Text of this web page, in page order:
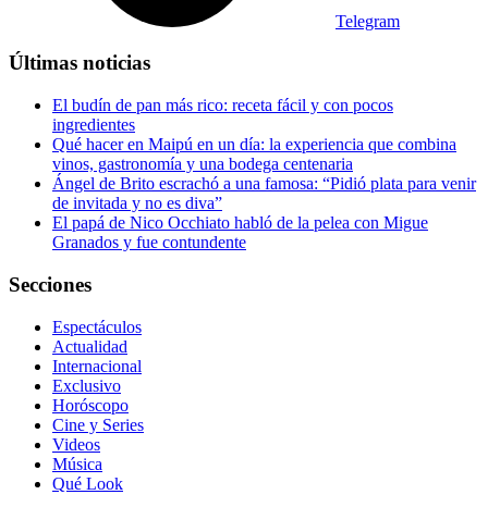
Telegram
Últimas noticias
El budín de pan más rico: receta fácil y con pocos
ingredientes
Qué hacer en Maipú en un día: la experiencia que combina
vinos, gastronomía y una bodega centenaria
Ángel de Brito escrachó a una famosa: “Pidió plata para venir
de invitada y no es diva”
El papá de Nico Occhiato habló de la pelea con Migue
Granados y fue contundente
Secciones
Espectáculos
Actualidad
Internacional
Exclusivo
Horóscopo
Cine y Series
Videos
Música
Qué Look